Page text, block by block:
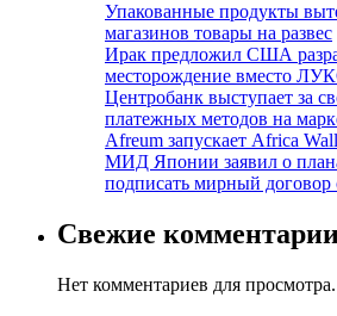
Упакованные продукты
магазинов товары на развес
Ирак предложил США
месторождение вместо
Центробанк выступает за
платежных методов на
Afreum запускает Africa
МИД Японии заявил о
подписать мирный
Свежие
Нет комментариев для просмотра.